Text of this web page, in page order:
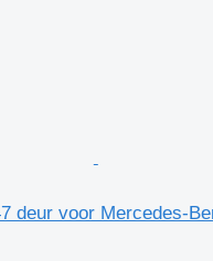
deur voor Mercedes-